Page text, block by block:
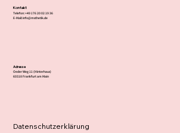
Adresse
Oeder Weg 11 (Hinterhaus)
60318 Frankfurt am Main
Kontakt
Telefon: +49 176 20 02 19 36
E-Mail:info@msthetik.de
Datenschutzerklärung